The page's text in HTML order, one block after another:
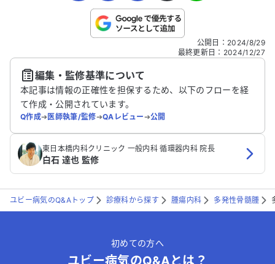
こちらは送信専用のフォームです。氏名やご自身の病気の詳細な
送信する
公開日 ： 2024/8/29
最終更新日 ： 2024/12/27
編集・監修基準について
本記事は情報の正確性を担保するため、以下のフローを経
て作成・公開されています。
Q作成➔医師執筆/監修➔QAレビュー➔公開
東日本橋内科クリニック 一般内科 循環器内科 院長
白石 達也 監修
ユビー病気のQ&Aトップ 診療科から探す 腫瘍内科 多発性骨髄腫
初めての方へ
ユビー病気のQ&Aとは？